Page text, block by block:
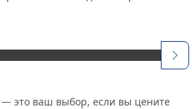
— это ваш выбор, если вы цените